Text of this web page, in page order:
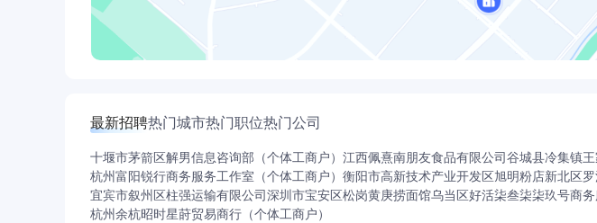
最新招聘热门城市热门职位热门公司
十堰市茅箭区解男信息咨询部（个体工商户） 江西佩熹南朋友食品有限公司谷城县冷集镇
杭州富阳锐行商务服务工作室（个体工商户） 衡阳市高新技术产业开发区旭明粉店新北区
宜宾市叙州区柱强运输有限公司深圳市宝安区松岗黄庚捞面馆乌当区好活柒叁柒柒玖号商
杭州余杭昭时星莳贸易商行（个体工商户）